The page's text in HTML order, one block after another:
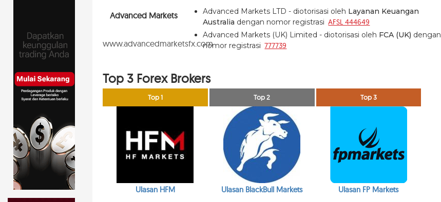
Advanced Markets
www.advancedmarketsfx.com
Advanced Markets LTD - diotorisasi oleh Layanan Keuangan
Australia dengan nomor registrasi AFSL 444649
Advanced Markets (UK) Limited - diotorisasi oleh FCA (UK) dengan
nomor registrasi 777739
Top 3 Forex Brokers
Top 1
Ulasan HFM
Top 2
Ulasan BlackBull Markets
Top 3
Ulasan FP Markets